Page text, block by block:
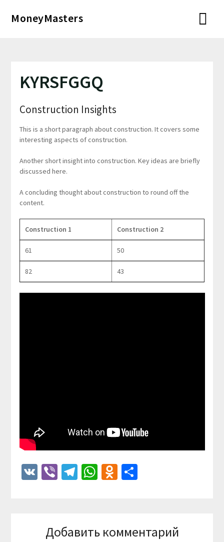
MoneyMasters
KYRSFGGQ
Construction Insights
This is a short paragraph about construction. It covers some
interesting aspects of construction.
Another short insight into construction. Key ideas are briefly
discussed here.
A concluding thought about construction to round off the
content.
Construction 1 Construction 2
61 50
82 43
VKViberTelegram
WhatsApp
Odnoklassniki
Отправить
Добавить комментарий